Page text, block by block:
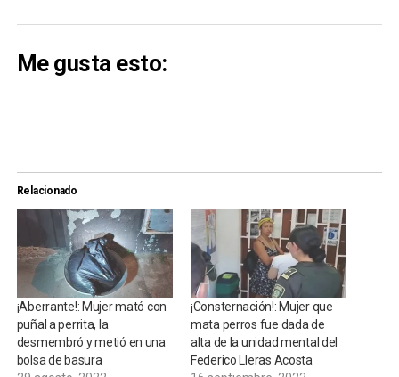
Me gusta esto:
Relacionado
¡Aberrante!: Mujer mató con
puñal a perrita, la
desmembró y metió en una
bolsa de basura
¡Consternación!: Mujer que
mata perros fue dada de
alta de la unidad mental del
Federico Lleras Acosta